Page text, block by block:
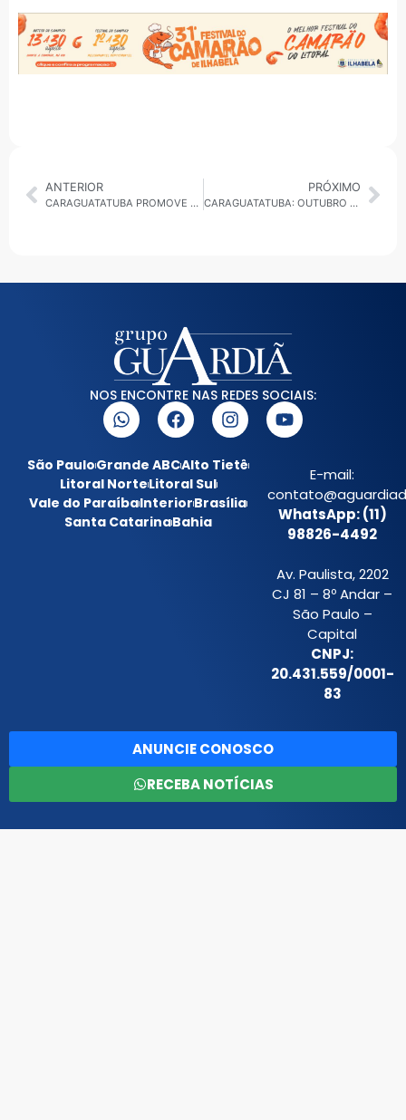
ANTERIOR
CARAGUATATUBA PROMOVE SEGUNDO LEILÃO PRESENCIAL DE VEÍCULOS E EQUIPAMENTOS NO DIA 17 DE OUTUBRO
PRÓXIMO
CARAGUATATUBA: OUTUBRO ROSA TERÁ MUTIRÃO DE EXAMES, CAPACITAÇÃO E ILUMINAÇÃO ESPECIAL
NOS ENCONTRE NAS REDES SOCIAIS:
São PauloGrande ABCAlto Tietê
Litoral NorteLitoral Sul
Vale do ParaíbaInteriorBrasília
Santa CatarinaBahia
E-mail:
WhatsApp: (11)
98826-4492
Av. Paulista, 2202
CJ 81 – 8º Andar –
São Paulo –
Capital
CNPJ:
20.431.559/0001-
83
ANUNCIE CONOSCO
RECEBA NOTÍCIAS